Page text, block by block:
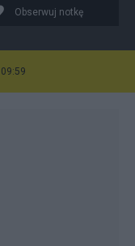
Obserwuj notkę